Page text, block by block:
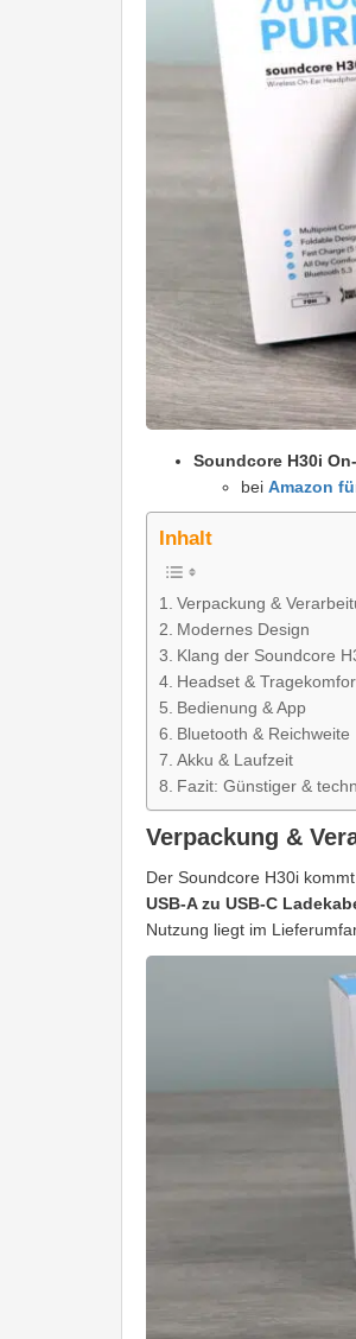
Soundcore H30i
bei Amazon
Inhalt
Verpackung &
Modernes Design
Klang der Soundcore
Headset &
Bedienung & App
Bluetooth & Reichweite
Akku & Laufzeit
Fazit: Günstiger &
Verpackung &
Der Soundcore H30i
USB-A zu USB-C
Nutzung liegt im